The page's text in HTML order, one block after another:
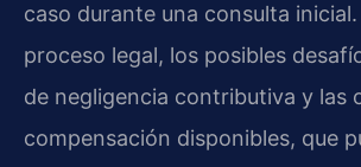
caso durante una consulta
proceso legal, los posibles
de negligencia contributiva y las
compensación disponibles, que